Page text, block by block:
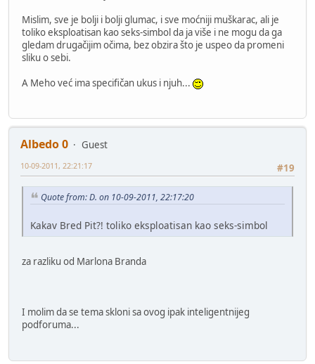
Mislim, sve je bolji i bolji glumac, i sve moćniji muškarac, ali je
toliko eksploatisan kao seks-simbol da ja više i ne mogu da ga
gledam drugačijim očima, bez obzira što je uspeo da promeni
sliku o sebi.
A Meho već ima specifičan ukus i njuh...
Albedo 0
Guest
#19
10-09-2011, 22:21:17
Quote from: D. on 10-09-2011, 22:17:20
Kakav Bred Pit?! toliko eksploatisan kao seks-simbol
za razliku od Marlona Branda
I molim da se tema skloni sa ovog ipak inteligentnijeg
podforuma...